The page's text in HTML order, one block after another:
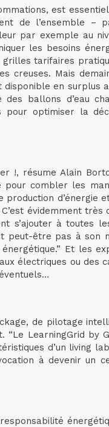
est
de l’ensemble –
par exemple au
les besoins
grilles tarifaires
creuses. Mais
en surplus
ballons d’eau
optimiser la
!, résume Alain
pour combler les
d’énergie
évidemment très
s’ajouter à toutes
peut-être pas à son
Et les
électriques ou des
de pilotage
“Le LearningGrid by
d’un living
à devenir un